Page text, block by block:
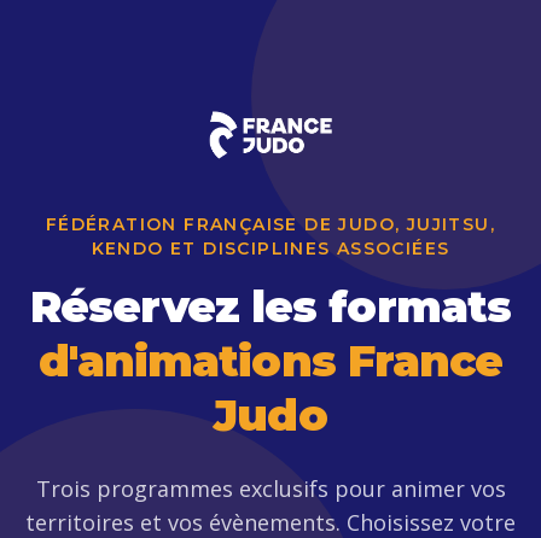
FÉDÉRATION FRANÇAISE DE JUDO, JUJITSU,
KENDO ET DISCIPLINES ASSOCIÉES
Réservez les formats
d'animations France
Judo
Trois programmes exclusifs pour animer vos
territoires et vos évènements. Choisissez votre